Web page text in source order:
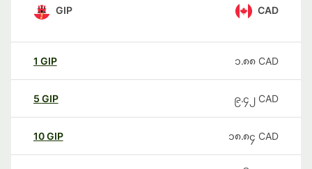
GIP CAD
1 GIP ၁.၈၈ CAD
5 GIP ၉.၄၂ CAD
10GIP ၁၈.၈၄ CAD